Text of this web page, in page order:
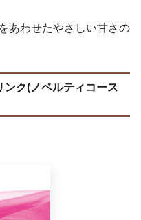
あわせたやさしい甘さの
ンク(ノベルティコース